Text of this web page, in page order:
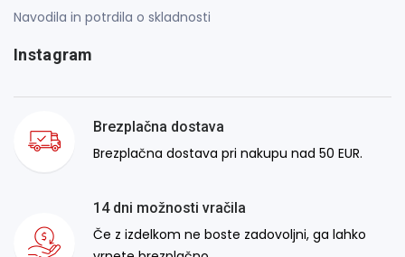
Navodila in potrdila o skladnosti
Instagram
Brezplačna dostava
Brezplačna dostava pri nakupu nad 50 EUR.
14 dni možnosti vračila
Če z izdelkom ne boste zadovoljni, ga lahko